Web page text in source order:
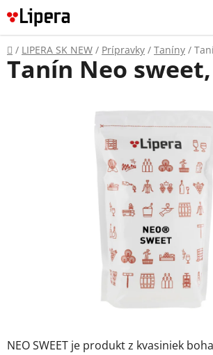
Prejsť
na
obsah
Domov
/ LIPERA SK NEW / Prípravky / Taníny /
NEO SWEET je produkt z kvasiniek
Tanín Neo